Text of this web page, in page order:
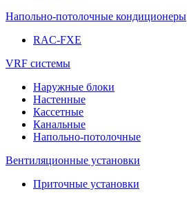
Напольно-потолочные кондиционеры
RAC-FXE
VRF системы
Наружные блоки
Настенные
Кассетные
Канальные
Напольно-потолочные
Вентиляционные установки
Приточные установки